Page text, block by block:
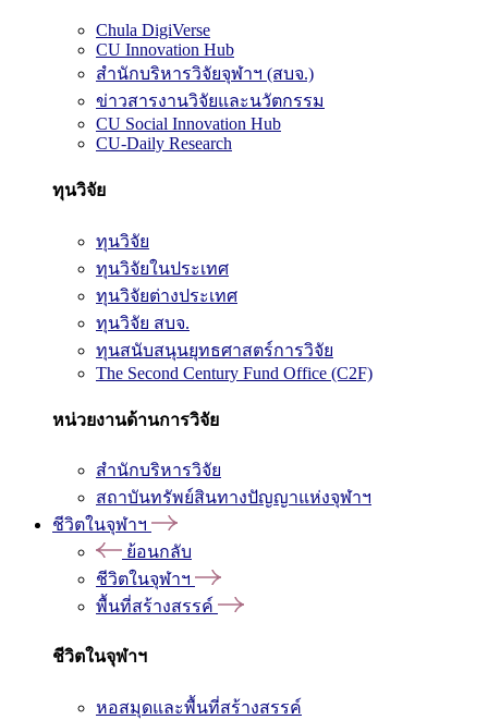
Chula DigiVerse
CU Innovation Hub
สำนักบริหารวิจัยจุฬาฯ (สบจ.)
ข่าวสารงานวิจัยและนวัตกรรม
CU Social Innovation Hub
CU-Daily Research
ทุนวิจัย
ทุนวิจัย
ทุนวิจัยในประเทศ
ทุนวิจัยต่างประเทศ
ทุนวิจัย สบจ.
ทุนสนับสนุนยุทธศาสตร์การวิจัย
The Second Century Fund Office (C2F)
หน่วยงานด้านการวิจัย
สำนักบริหารวิจัย
สถาบันทรัพย์สินทางปัญญาแห่งจุฬาฯ
ชีวิตในจุฬาฯ
ย้อนกลับ
ชีวิตในจุฬาฯ
พื้นที่สร้างสรรค์
ชีวิตในจุฬาฯ
หอสมุดและพื้นที่สร้างสรรค์